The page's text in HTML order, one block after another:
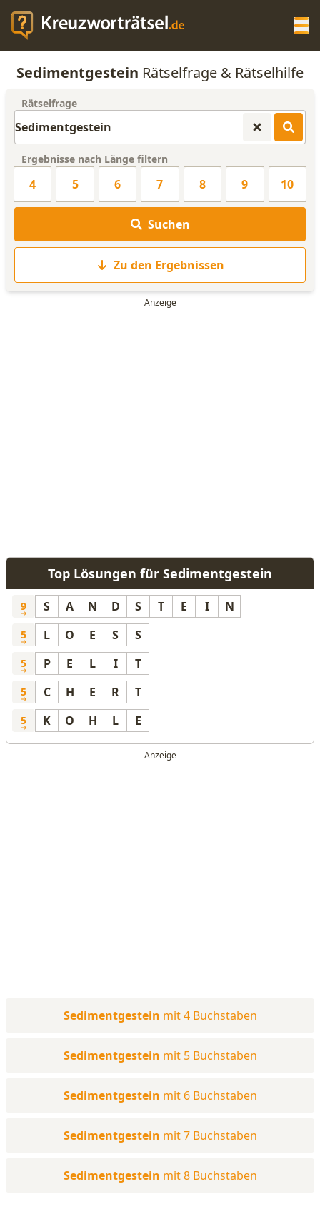
KREUZWORTRÄTSEL-HILFE
WORTLISTE
Sedimentgestein Rätselfrage & Rätselhilfe
Rätselfrage
Ergebnisse nach Länge filtern
4 5 6 7 8 9 10
Suchen
Zu den Ergebnissen
Top Lösungen für Sedimentgestein
9 S A N D S T E I N
5 L O E S S
5 P E L I T
5 C H E R T
5 K O H L E
Sedimentgestein mit 4 Buchstaben
Sedimentgestein mit 5 Buchstaben
Sedimentgestein mit 6 Buchstaben
Sedimentgestein mit 7 Buchstaben
Sedimentgestein mit 8 Buchstaben